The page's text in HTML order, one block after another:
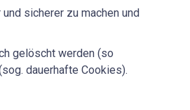
sicherer zu machen und
gelöscht werden (so
dauerhafte Cookies).